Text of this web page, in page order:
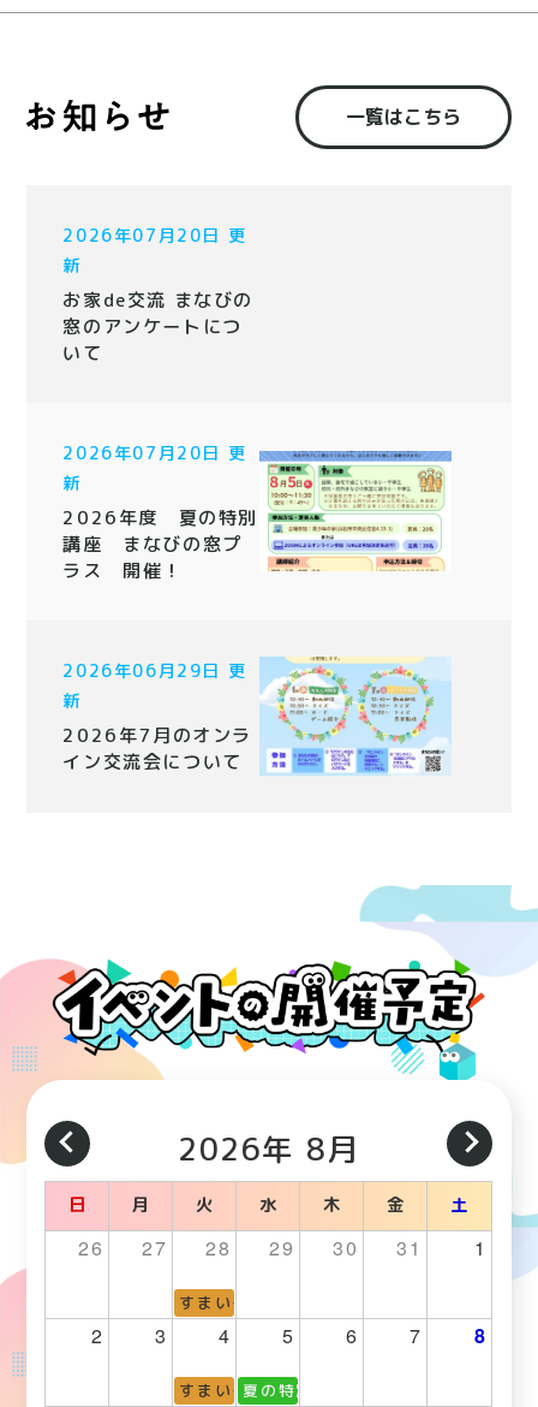
一覧はこちら
2026年07月20日 更
新
お家de交流 まなびの
窓のアンケートにつ
いて
2026年07月20日 更
新
2026年度 夏の特別
講座 まなびの窓プ
ラス 開催！
2026年06月29日 更
新
2026年7月のオンラ
イン交流会について
2026年 8月
日 月 火 水 木 金 土
26 27 28 29 30 31 1
すまいる子ども広場
2 3 4 5 6 7 8
すまいる子ども広場
夏の特別講座 まなびの窓プラス